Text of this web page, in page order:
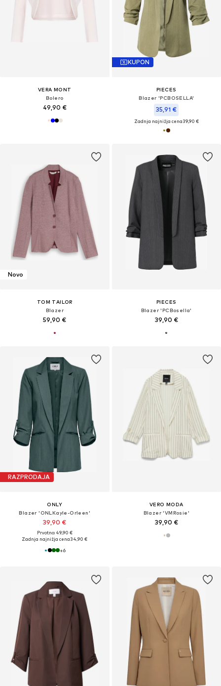
VERA MONT
Bolero
49,90 €
KUPON
PIECES
Blazer 'PCBOSELLA'
35,91 €
Zadnja najnižja cena39,90 €
Novo
TOM TAILOR
Blazer
59,90 €
PIECES
Blazer 'PCBosella'
39,90 €
RAZPRODAJA
ONLY
Blazer 'ONLKayle-Orleen'
39,90 €
Prvotno: 49,90 €
Zadnja najnižja cena34,90 €
+6
VERO MODA
Blazer 'VMRosie'
39,90 €